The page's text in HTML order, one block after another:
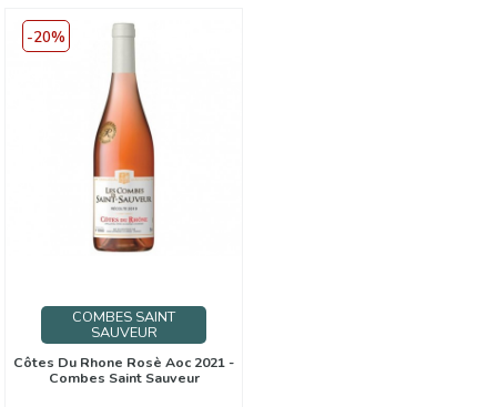
COMBES SAINT
SAUVEUR
Côtes Du Rhone Rosè Aoc 2021 -
Combes Saint Sauveur
-20%